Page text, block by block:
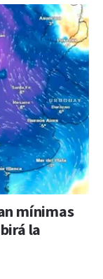
mínimas
la